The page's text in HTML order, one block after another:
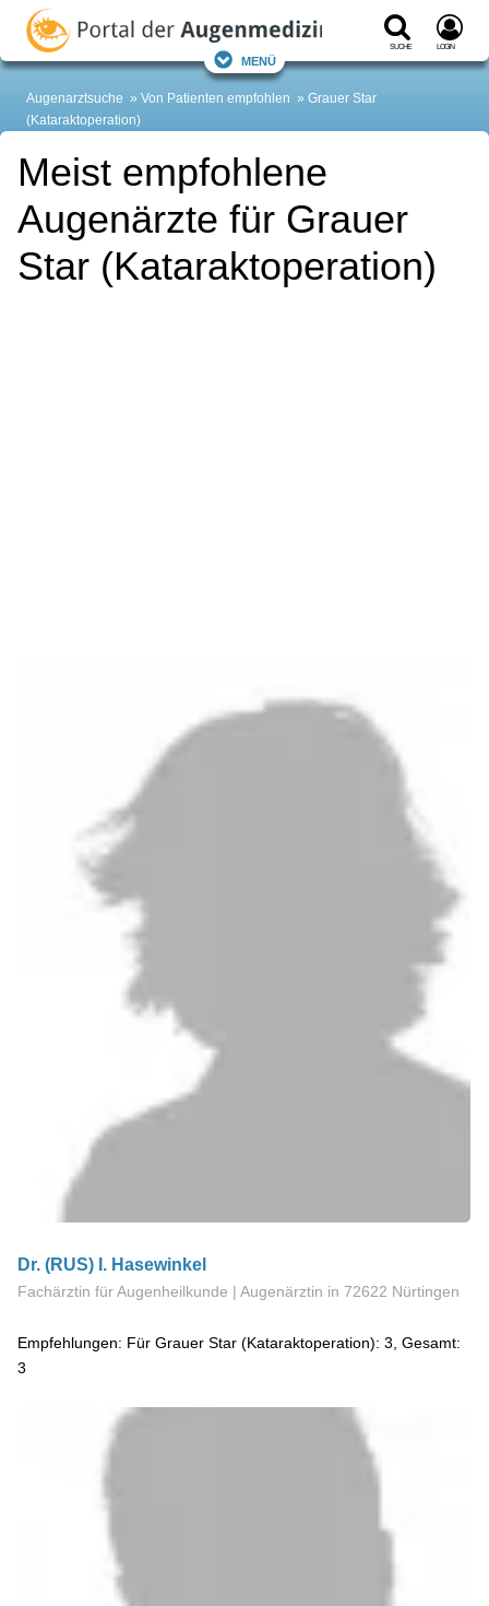
Suche Login
Menü
Augenarztsuche Von Patienten empfohlen
Grauer Star
(Kataraktoperation)
Meist empfohlene
Augenärzte für Grauer
Star (Kataraktoperation)
Dr. (RUS) I. Hasewinkel
Fachärztin für Augenheilkunde | Augenärztin in 72622 Nürtingen
Empfehlungen: Für Grauer Star (Kataraktoperation): 3, Gesamt:
3